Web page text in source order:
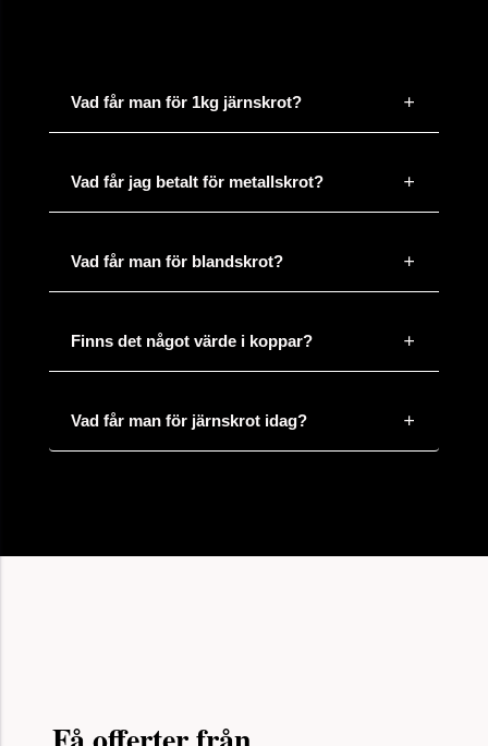
Vad får man för 1kg järnskrot?
Vad får jag betalt för metallskrot?
Vad får man för blandskrot?
Finns det något värde i koppar?
Vad får man för järnskrot idag?